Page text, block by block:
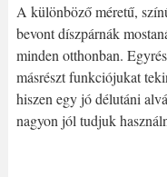
A különböző méretű,
bevont díszpárnák
minden otthonban.
másrészt funkciójukat
hiszen egy jó délutáni
nagyon jól tudjuk